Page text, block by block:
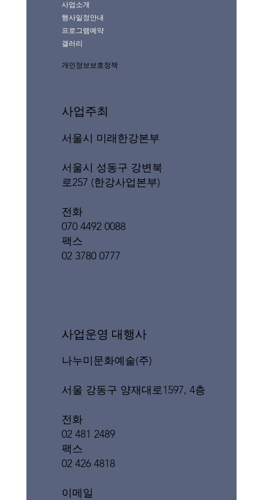
사업소개
행사일정안내
프로그램예약
갤러리
개인정보보호정책
사업주최
서울시 미래한강본부
서울시 성동구 강변북
로257 (한강사업본부)
전화
070 4492 0088
팩스
02 3780 0777
​사업운영 대행사
나누미문화예술(주)
서울 강동구 양재대로1597, 4층
전화
02 481 2489
팩스
02 426 4818
이메일